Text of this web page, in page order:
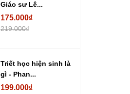
Giáo sư Lê...
175.000₫
219.000₫
Triết học hiện sinh là
gì - Phan...
199.000₫